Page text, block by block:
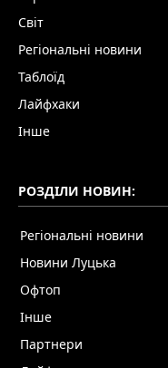
Світ
Регіональні новини
Таблоїд
Лайфхаки
Інше
РОЗДІЛИ НОВИН:
Регіональні новини
Новини Луцька
Офтоп
Інше
Партнери